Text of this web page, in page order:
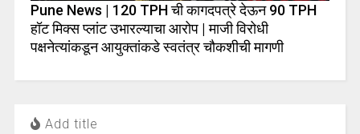
Pune News | 120 TPH ची कागदपत्रे देऊन 90 TPH
हॉट मिक्स प्लांट उभारल्याचा आरोप | माजी विरोधी
पक्षनेत्यांकडून आयुक्तांकडे स्वतंत्र चौकशीची मागणी
Add title